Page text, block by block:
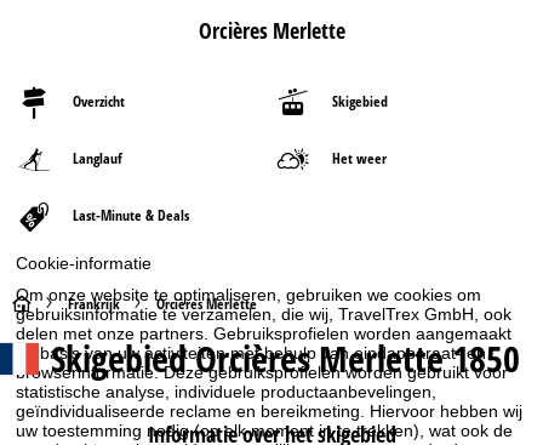
Cookie-informatie
Om onze website te optimaliseren, gebruiken we cookies om
gebruiksinformatie te verzamelen, die wij, TravelTrex GmbH, ook
delen met onze partners. Gebruiksprofielen worden aangemaakt
op basis van uw activiteiten met behulp van eindapparaat- en
browserinformatie. Deze gebruiksprofielen worden gebruikt voor
statistische analyse, individuele productaanbevelingen,
geïndividualiseerde reclame en bereikmeting. Hiervoor hebben wij
uw toestemming nodig (op elk moment in te trekken), wat ook de
Orcières Merlette
Overzicht Skigebied
Langlauf Het weer
Last-Minute & Deals
S
t
a
Frankrijk Orcières Merlette
SkigebiedOrcières Merlette 1850
Informatie over het skigebied